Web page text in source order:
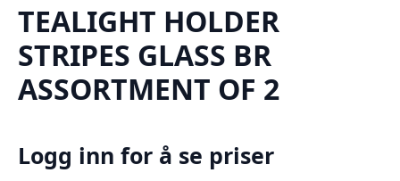
TEALIGHT HOLDER
STRIPES GLASS BR
ASSORTMENT OF 2
Logg inn for å se priser